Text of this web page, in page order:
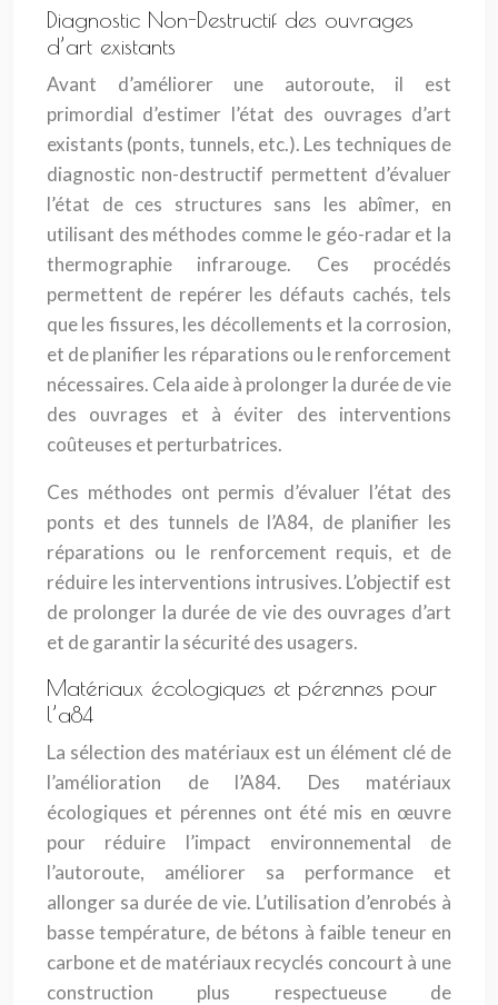
Diagnostic Non-Destructif des ouvrages
d’art existants
Avant d’améliorer une autoroute, il est
primordial d’estimer l’état des ouvrages d’art
existants (ponts, tunnels, etc.). Les techniques de
diagnostic non-destructif permettent d’évaluer
l’état de ces structures sans les abîmer, en
utilisant des méthodes comme le géo-radar et la
thermographie infrarouge. Ces procédés
permettent de repérer les défauts cachés, tels
que les fissures, les décollements et la corrosion,
et de planifier les réparations ou le renforcement
nécessaires. Cela aide à prolonger la durée de vie
des ouvrages et à éviter des interventions
coûteuses et perturbatrices.
Ces méthodes ont permis d’évaluer l’état des
ponts et des tunnels de l’A84, de planifier les
réparations ou le renforcement requis, et de
réduire les interventions intrusives. L’objectif est
de prolonger la durée de vie des ouvrages d’art
et de garantir la sécurité des usagers.
Matériaux écologiques et pérennes pour
l’a84
La sélection des matériaux est un élément clé de
l’amélioration de l’A84. Des matériaux
écologiques et pérennes ont été mis en œuvre
pour réduire l’impact environnemental de
l’autoroute, améliorer sa performance et
allonger sa durée de vie. L’utilisation d’enrobés à
basse température, de bétons à faible teneur en
carbone et de matériaux recyclés concourt à une
construction plus respectueuse de